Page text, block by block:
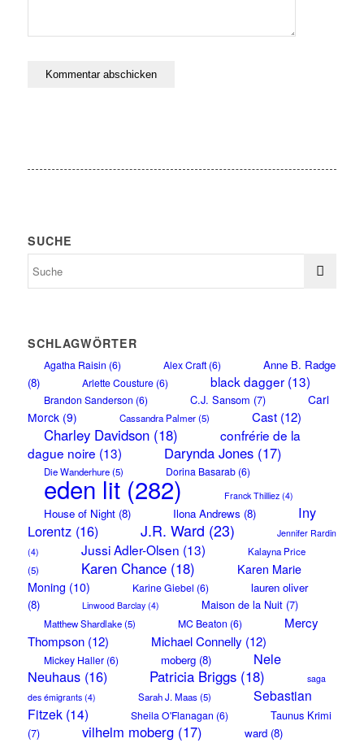
SUCHE
SCHLAGWÖRTER
Agatha Raisin (6) Alex Craft(6)
Anne B. Radge
(8)
Arlette Cousture(6) black dagger(13)
Brandon Sanderson (6) C.J. Sansom (7)
Carl
Morck(9) Cassandra Palmer(5) Cast(12)
Charley Davidson(18)
confrérie de la
dague noire (13) Darynda Jones(17)
Die Wanderhure(5) Dorina Basarab(6)
eden lit(282) Franck Thilliez(4)
House of Night(8) Ilona Andrews (8)
Iny
Lorentz(16) J.R. Ward (23)
Jennifer Rardin
(4)
Jussi Adler-Olsen (13)
Kalayna Price
(5)
Karen Chance(18)
Karen Marie
Moning (10) Karine Giebel (6)
lauren oliver
(8)
Linwood Barclay(4) Maison de la Nuit(7)
Matthew Shardlake(5) MC Beaton (6)
Mercy
Thompson(12) Michael Connelly (12)
Mickey Haller(6) moberg(8)
Nele
Neuhaus(16) Patricia Briggs(18)
saga
des émigrants(4) Sarah J. Maas(5)
Sebastian
Fitzek(14) Sheila O'Flanagan (6)
Taunus Krimi
(7)
vilhelm moberg(17) ward(8)